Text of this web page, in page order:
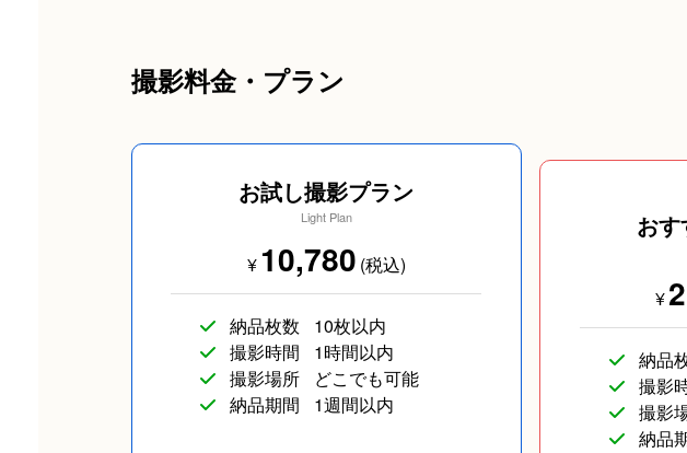
撮影料金・プラン
お試し撮影プラン
Light Plan
¥10,780 (税込)
納品枚数
10枚以内
撮影時間
1時間以内
撮影場所
どこでも可能
納品期間
1週間以内
お
¥
納品
撮影
撮影
納品